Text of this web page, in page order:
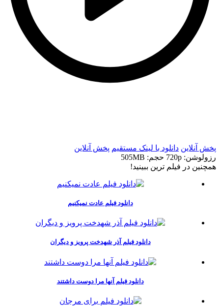
پخش آنلاین دانلود با لينک مستقيم پخش آنلاین
رزولوشن: 720p
حجم: 505MB
همچنين در فيلم ترين ببينيد!
دانلود فیلم عادت نمیکنیم
دانلود فیلم آذر شهدخت پرویز و دیگران
دانلود فیلم آنها مرا دوست داشتند